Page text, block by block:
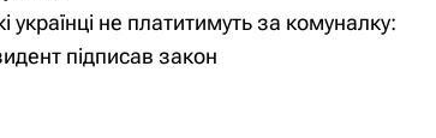
українці не платитимуть за комуналку:
підписав закон